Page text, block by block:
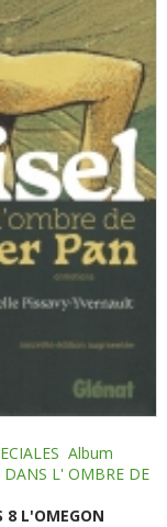
Album
DANS L' OMBRE DE
8 L'OMEGON